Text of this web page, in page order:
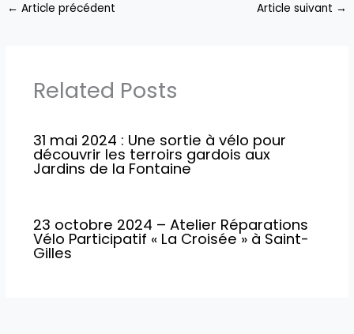
← Article précédent Article suivant →
Related Posts
31 mai 2024 : Une sortie à vélo pour
découvrir les terroirs gardois aux
Jardins de la Fontaine
23 octobre 2024 – Atelier Réparations
Vélo Participatif « La Croisée » à Saint-
Gilles